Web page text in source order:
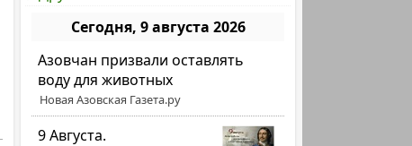
Сегодня, 9 августа 2026
Азовчан призвали оставлять
воду для животных
Новая Азовская Газета.ру
9 Августа.